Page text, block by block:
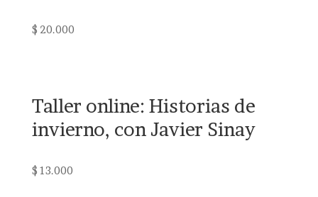
$ 20.000
Taller online: Historias de
invierno, con Javier Sinay
$ 13.000